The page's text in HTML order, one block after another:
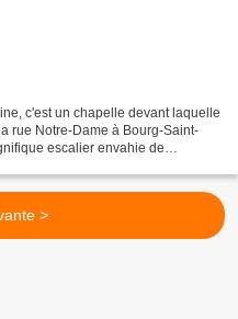
c'est un chapelle devant laquelle
rue Notre-Dame à Bourg-Saint-
escalier envahie de
>